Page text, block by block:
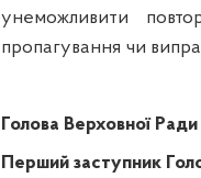
унеможливити
пропагування чи
Голова Верховної
Перший заступник